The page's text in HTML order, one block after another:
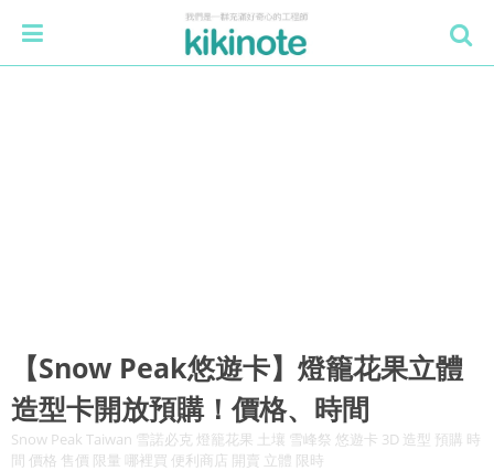
【Snow Peak悠遊卡】燈籠花果立體
造型卡開放預購！價格、時間
Snow Peak Taiwan 雪諾必克 燈籠花果 土壤 雪峰祭 悠遊卡 3D 造型 預購 時
間 價格 售價 限量 哪裡買 便利商店 開賣 立體 限時